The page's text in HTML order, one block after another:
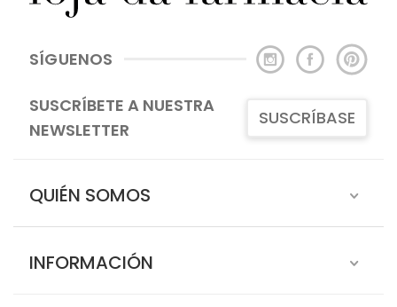
SÍGUENOS
SUSCRÍBETE A NUESTRA
NEWSLETTER
SUSCRÍBASE
QUIÉN SOMOS
INFORMACIÓN